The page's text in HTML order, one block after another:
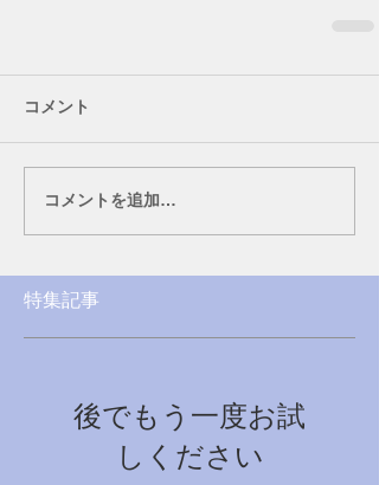
コメント
コメントを追加…
特集記事
後でもう一度お試
しください